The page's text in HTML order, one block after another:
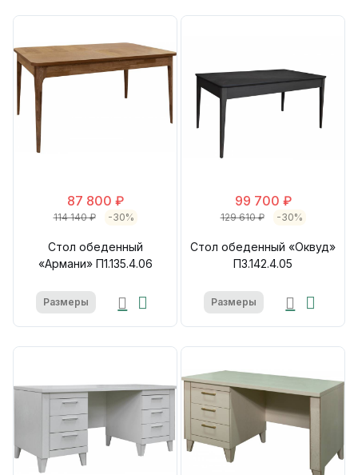
87 800 ₽
114 140 ₽ -30%
Стол обеденный
«Армани» П1.135.4.06
Размеры
99 700 ₽
129 610 ₽ -30%
Стол обеденный «Оквуд»
П3.142.4.05
Размеры